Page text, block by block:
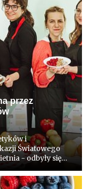
przez
i
Światowego
- odbyły się
i